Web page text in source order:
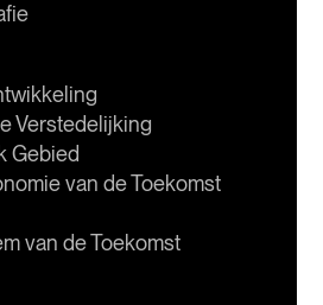
Verstedelijking
Gebied
van de Toekomst
van de Toekomst